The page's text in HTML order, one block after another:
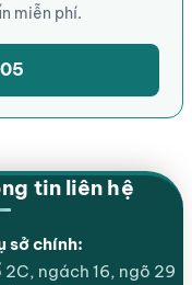
miễn phí.
tin liên hệ
sở chính:
2C, ngách 16, ngõ 29